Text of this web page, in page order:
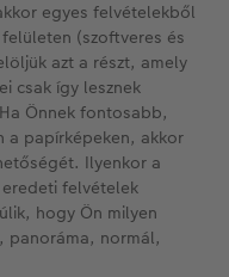
egyes felvételekből
(szoftveres és
azt a részt, amely
csak így lesznek
Önnek fontosabb,
a papírképeken, akkor
Ilyenkor a
felvételek
hogy Ön milyen
panoráma, normál,